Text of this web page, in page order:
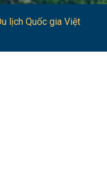
lịch Quốc gia Việt